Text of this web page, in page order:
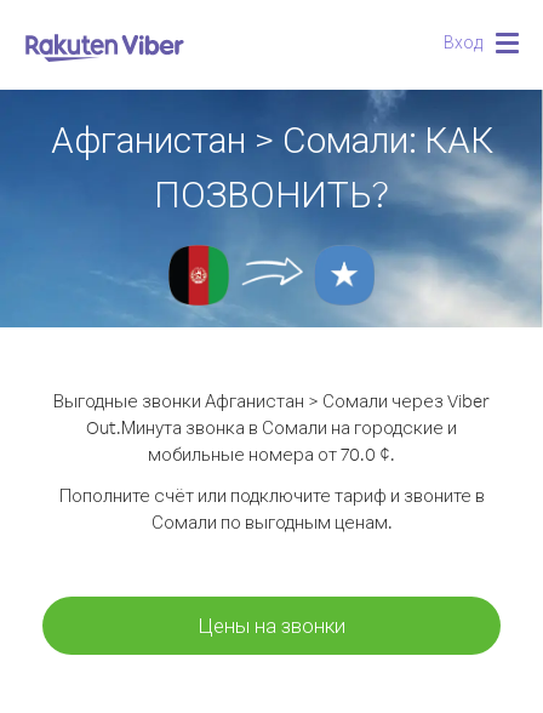
Вход
Афганистан > Сомали: КАК
ПОЗВОНИТЬ?
Выгодные звонки Афганистан > Сомали через Viber
Out.Минута звонка в Сомали на городские и
мобильные номера от 70.0 ¢.
Пополните счёт или подключите тариф и звоните в
Сомали по выгодным ценам.
Цены на звонки